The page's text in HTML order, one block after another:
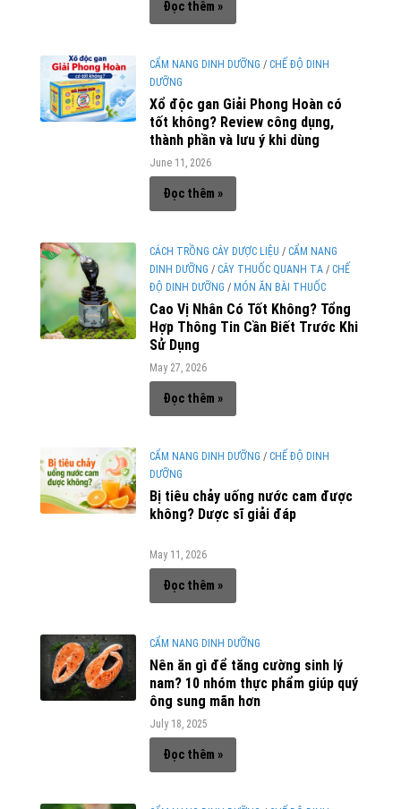
Đọc thêm »
CẨM NANG DINH DƯỠNG / CHẾ ĐỘ DINH
DƯỠNG
Xổ độc gan Giải Phong Hoàn có
tốt không? Review công dụng,
thành phần và lưu ý khi dùng
June 11, 2026
Đọc thêm »
CÁCH TRỒNG CÂY DƯỢC LIỆU / CẨM NANG
DINH DƯỠNG / CÂY THUỐC QUANH TA / CHẾ
ĐỘ DINH DƯỠNG / MÓN ĂN BÀI THUỐC
Cao Vị Nhân Có Tốt Không? Tổng
Hợp Thông Tin Cần Biết Trước Khi
Sử Dụng
May 27, 2026
Đọc thêm »
CẨM NANG DINH DƯỠNG / CHẾ ĐỘ DINH
DƯỠNG
Bị tiêu chảy uống nước cam được
không? Dược sĩ giải đáp
May 11, 2026
Đọc thêm »
CẨM NANG DINH DƯỠNG
Nên ăn gì để tăng cường sinh lý
nam? 10 nhóm thực phẩm giúp quý
ông sung mãn hơn
July 18, 2025
Đọc thêm »